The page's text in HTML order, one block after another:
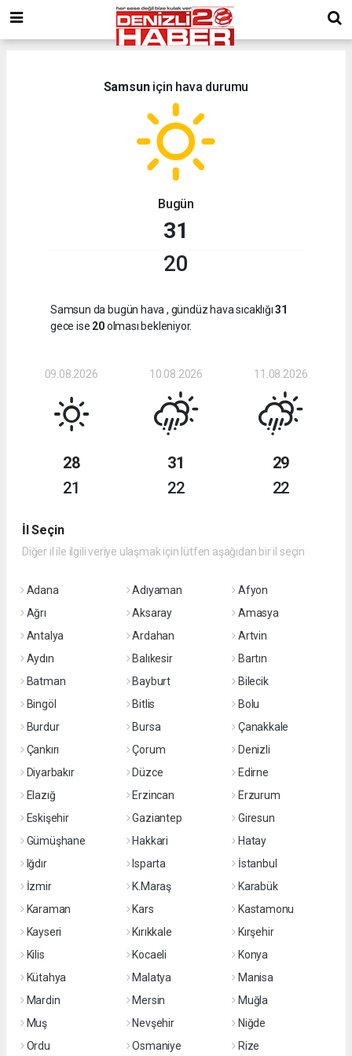
Samsuniçin hava durumu
Bugün
31
20
Samsun da bugün hava , gündüz hava sıcaklığı31
gece ise 20olması bekleniyor.
09.08.2026
28
21
10.08.2026
31
22
11.08.2026
29
22
İl Seçin
Diğer il ile ilgili veriye ulaşmak için lütfen aşağıdan bir il seçin
Adana Adıyaman
Afyon
Ağrı
Aksaray
Amasya
Antalya
Ardahan
Artvin
Aydın
Balıkesir
Bartın
Batman
Bayburt
Bilecik
Bingöl
Bitlis
Bolu
Burdur
Bursa
Çanakkale
Çankırı
Çorum
Denizli
Diyarbakır
Düzce
Edirne
Elazığ
Erzincan
Erzurum
Eskişehir
Gaziantep
Giresun
Gümüşhane
Hakkari
Hatay
Iğdır
Isparta
İstanbul
İzmir
K.Maraş
Karabük
Karaman
Kars
Kastamonu
Kayseri
Kırıkkale
Kırşehir
Kilis
Kocaeli
Konya
Kütahya
Malatya
Manisa
Mardin
Mersin
Muğla
Muş
Nevşehir
Niğde
Ordu
Osmaniye Rize